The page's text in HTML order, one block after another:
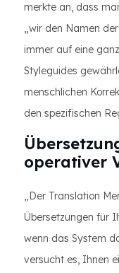
merkte an, dass
„wir den Namen
immer auf eine
Styleguides
menschlichen
den spezifischen
operativer
„Der Translation
Übersetzungen für
wenn das System
versucht es, Ihnen